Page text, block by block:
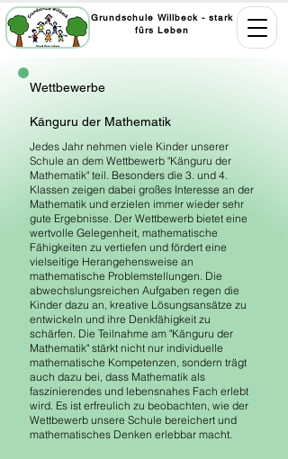
Grundschule Willbeck - stark
fürs Leben
Wettbewerbe
Känguru der Mathematik
Jedes Jahr nehmen viele Kinder unserer
Schule an dem Wettbewerb "Känguru der
Mathematik" teil. Besonders die 3. und 4.
Klassen zeigen dabei großes Interesse an der
Mathematik und erzielen immer wieder sehr
gute Ergebnisse. Der Wettbewerb bietet eine
wertvolle Gelegenheit, mathematische
Fähigkeiten zu vertiefen und fördert eine
vielseitige Herangehensweise an
mathematische Problemstellungen. Die
abwechslungsreichen Aufgaben regen die
Kinder dazu an, kreative Lösungsansätze zu
entwickeln und ihre Denkfähigkeit zu
schärfen. Die Teilnahme am "Känguru der
Mathematik" stärkt nicht nur individuelle
mathematische Kompetenzen, sondern trägt
auch dazu bei, dass Mathematik als
faszinierendes und lebensnahes Fach erlebt
wird. Es ist erfreulich zu beobachten, wie der
Wettbewerb unsere Schule bereichert und
mathematisches Denken erlebbar macht.